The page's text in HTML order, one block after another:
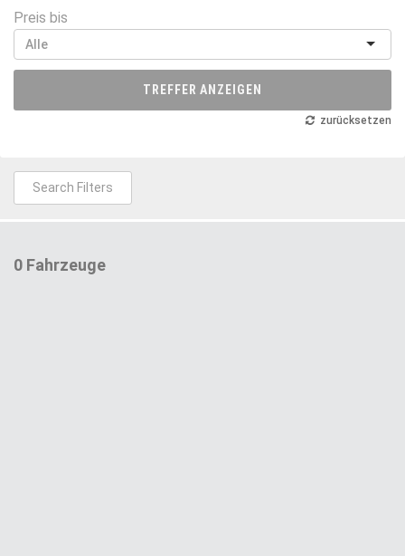
Preis bis
TREFFER ANZEIGEN
zurücksetzen
Search Filters
0 Fahrzeuge